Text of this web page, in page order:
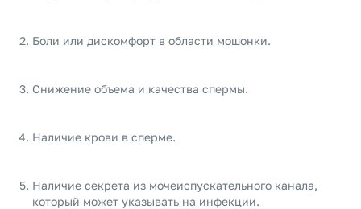
Боли или дискомфорт в области мошонки.
Снижение объема и качества спермы.
Наличие крови в сперме.
Наличие секрета из мочеиспускательного канала,
который может указывать на инфекции.